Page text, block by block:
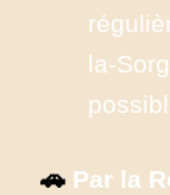
la-
🚗 Par la